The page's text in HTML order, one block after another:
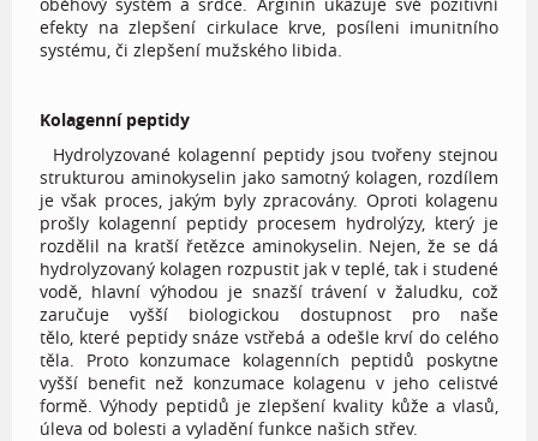
efekty na zlepšení cirkulace krve, posíleni imunitního
systému, či zlepšení mužského libida.
Kolagenní peptidy
Hydrolyzované kolagenní peptidy jsou tvořeny stejnou
strukturou aminokyselin jako samotný kolagen, rozdílem
je však proces, jakým byly zpracovány. Oproti kolagenu
prošly kolagenní peptidy procesem hydrolýzy, který je
rozdělil na kratší řetězce aminokyselin. Nejen, že se dá
hydrolyzovaný kolagen rozpustit jak v teplé, tak i studené
vodě, hlavní výhodou je snazší trávení v žaludku, což
zaručuje vyšší biologickou dostupnost pro naše
tělo, které peptidy snáze vstřebá a odešle krví do celého
těla. Proto konzumace kolagenních peptidů poskytne
vyšší benefit než konzumace kolagenu v jeho celistvé
formě. Výhody peptidů je zlepšení kvality kůže a vlasů,
úleva od bolesti a vyladění funkce našich střev.